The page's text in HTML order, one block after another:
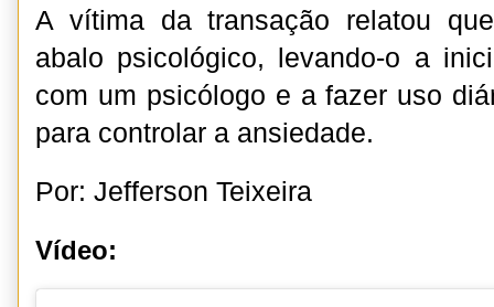
A vítima da transação relatou
abalo psicológico, levando-o a
com um psicólogo e a fazer uso
para controlar a ansiedade.
Por: Jefferson Teixeira
Vídeo: